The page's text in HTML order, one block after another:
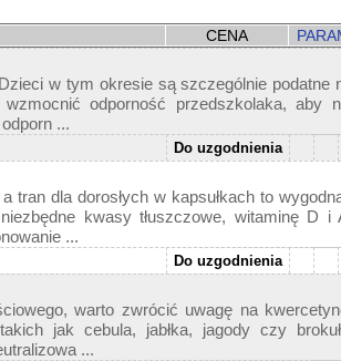
CENA
w tym okresie są szczególnie podatne
odporność przedszkolaka, aby
...
Do uzgodnienia
tran dla dorosłych w kapsułkach to
kwasy tłuszczowe, witaminę D i
...
Do uzgodnienia
warto zwrócić uwagę na
jak cebula, jabłka, jagody czy
...